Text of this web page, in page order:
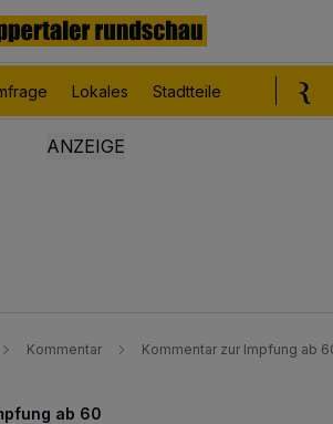
Lokales Stadtteile
Kommentar Kommentar zur Impfung ab
ab 60